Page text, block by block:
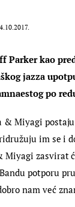
Parker kao
jazza
po
& Miyagi
im se i
Miyagi zasvirat
potporu
nam već